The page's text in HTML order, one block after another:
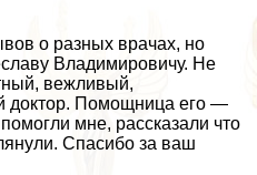
о разных врачах, но
Владимировичу. Не
вежливый,
доктор. Помощница его —
мне, рассказали что
Спасибо за ваш